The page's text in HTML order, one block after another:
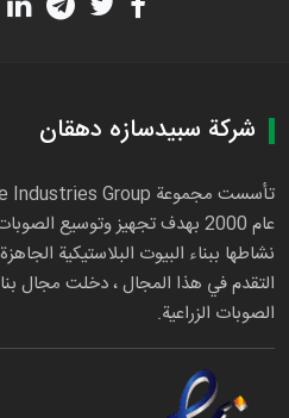
شركة سبيدسازه دهقان
عام 2000 بهدف تجهيز وتوسيع
نشاطها ببناء البيوت البلاستيكية
التقدم في هذا المجال ، دخلت مجال
الصوبات الزراعية.